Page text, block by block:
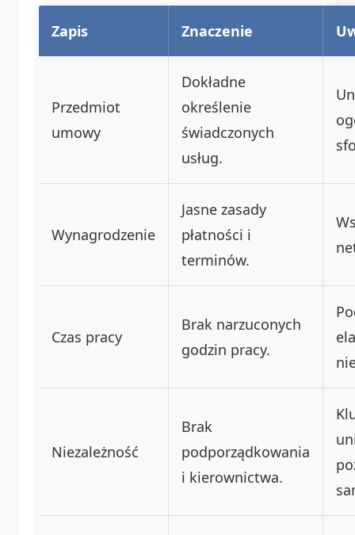
Zapis Znaczenie
Przedmiot
umowy
Dokładne
określenie
świadczonych
usług.
Wynagrodzenie
Jasne zasady
płatności i
terminów.
Czas pracy
Brak narzuconych
godzin pracy.
Niezależność
Brak
podporządkowania
i kierownictwa.